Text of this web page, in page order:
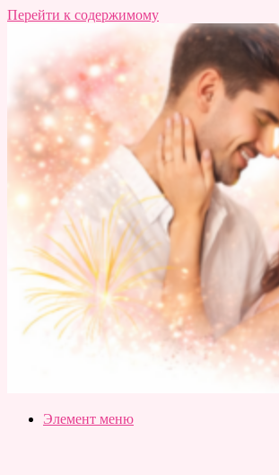
Перейти к содержимому
Slubovju.ru
Бесплатные
Элемент меню